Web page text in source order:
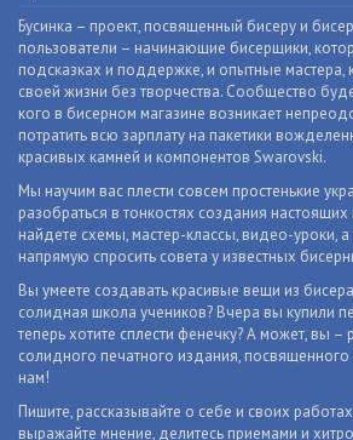
Бусинка – проект, посвященный бисеру и
пользователи – начинающие бисерщики,
подсказках и поддержке, и опытные мастера,
своей жизни без творчества. Сообщество
кого в бисерном магазине возникает
потратить всю зарплату на пакетики
красивых камней и компонентов Swarovski.
Мы научим вас плести совсем простенькие
разобраться в тонкостях создания
найдете схемы, мастер-классы, видео-уроки,
напрямую спросить совета у известных
Вы умеете создавать красивые вещи из
солидная школа учеников? Вчера вы купили
теперь хотите сплести фенечку? А может, вы –
солидного печатного издания,
нам!
Пишите, рассказывайте о себе и своих
выражайте мнение, делитесь приемами и